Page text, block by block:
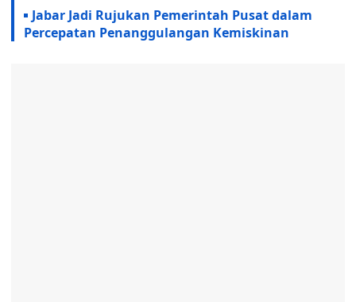
Jabar Jadi Rujukan Pemerintah Pusat dalam
Percepatan Penanggulangan Kemiskinan